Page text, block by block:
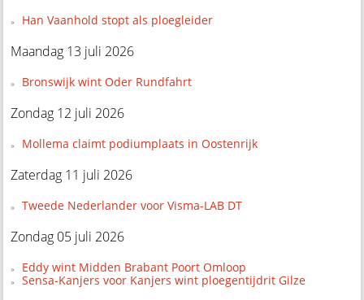
Han Vaanhold stopt als ploegleider
Maandag 13 juli 2026
Bronswijk wint Oder Rundfahrt
Zondag 12 juli 2026
Mollema claimt podiumplaats in Oostenrijk
Zaterdag 11 juli 2026
Tweede Nederlander voor Visma-LAB DT
Zondag 05 juli 2026
Eddy wint Midden Brabant Poort Omloop
Sensa-Kanjers voor Kanjers wint ploegentijdrit Gilze